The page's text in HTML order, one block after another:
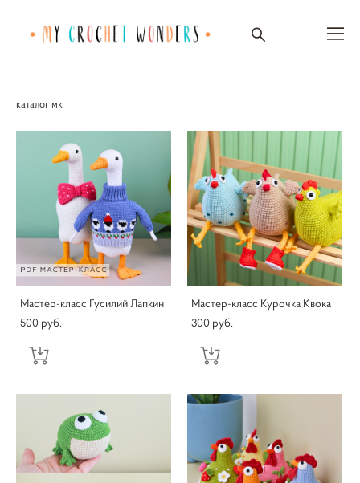
каталог мк
Мастер-класс Гусилий Лапкин
500 pуб.
Мастер-класс Курочка Квока
300 pуб.